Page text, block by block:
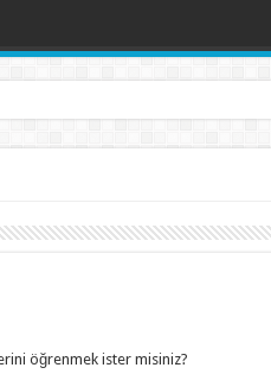
öğrenmek ister misiniz?